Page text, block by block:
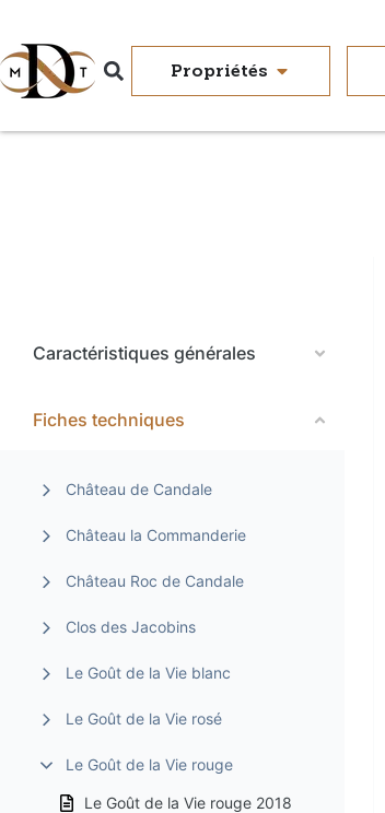
Propriétés
Caractéristiques générales
Fiches techniques
Château de Candale
Château la Commanderie
Château Roc de Candale
Clos des Jacobins
Le Goût de la Vie blanc
Le Goût de la Vie rosé
Le Goût de la Vie rouge
Le Goût de la Vie rouge 2018